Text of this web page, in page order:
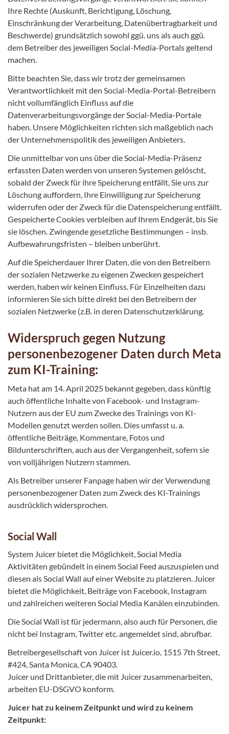
Ihre Rechte (Auskunft, Berichtigung, Löschung,
Einschränkung der Verarbeitung, Datenübertragbarkeit und
Beschwerde) grundsätzlich sowohl ggü. uns als auch ggü.
dem Betreiber des jeweiligen Social-Media-Portals geltend
machen.
Bitte beachten Sie, dass wir trotz der gemeinsamen
Verantwortlichkeit mit den Social-Media-Portal-Betreibern
nicht vollumfänglich Einfluss auf die
Datenverarbeitungsvorgänge der Social-Media-Portale
haben. Unsere Möglichkeiten richten sich maßgeblich nach
der Unternehmenspolitik des jeweiligen Anbieters.
Die unmittelbar von uns über die Social-Media-Präsenz
erfassten Daten werden von unseren Systemen gelöscht,
sobald der Zweck für ihre Speicherung entfällt, Sie uns zur
Löschung auffordern, Ihre Einwilligung zur Speicherung
widerrufen oder der Zweck für die Datenspeicherung entfällt.
Gespeicherte Cookies verbleiben auf Ihrem Endgerät, bis Sie
sie löschen. Zwingende gesetzliche Bestimmungen – insb.
Aufbewahrungsfristen – bleiben unberührt.
Auf die Speicherdauer Ihrer Daten, die von den Betreibern
der sozialen Netzwerke zu eigenen Zwecken gespeichert
werden, haben wir keinen Einfluss. Für Einzelheiten dazu
informieren Sie sich bitte direkt bei den Betreibern der
sozialen Netzwerke (z.B. in deren Datenschutzerklärung.
Widerspruch gegen Nutzung
personenbezogener Daten durch Meta
zum KI-Training:
Meta hat am 14. April 2025 bekannt gegeben, dass künftig
auch öffentliche Inhalte von Facebook- und Instagram-
Nutzern aus der EU zum Zwecke des Trainings von KI-
Modellen genutzt werden sollen. Dies umfasst u. a.
öffentliche Beiträge, Kommentare, Fotos und
Bildunterschriften, auch aus der Vergangenheit, sofern sie
von volljährigen Nutzern stammen.
Als Betreiber unserer Fanpage haben wir der Verwendung
personenbezogener Daten zum Zweck des KI-Trainings
ausdrücklich widersprochen.
Social Wall
System Juicer bietet die Möglichkeit, Social Media
Aktivitäten gebündelt in einem Social Feed auszuspielen und
diesen als Social Wall auf einer Website zu platzieren. Juicer
bietet die Möglichkeit, Beiträge von Facebook, Instagram
und zahlreichen weiteren Social Media Kanälen einzubinden.
Die Social Wall ist für jedermann, also auch für Personen, die
nicht bei Instagram, Twitter etc. angemeldet sind, abrufbar.
Betreibergesellschaft von Juicer ist Juicer.io, 1515 7th Street,
#424, Santa Monica, CA 90403.
Juicer und Drittanbieter, die mit Juicer zusammenarbeiten,
arbeiten EU-DSGVO konform.
Juicer hat zu keinem Zeitpunkt und wird zu keinem
Zeitpunkt: